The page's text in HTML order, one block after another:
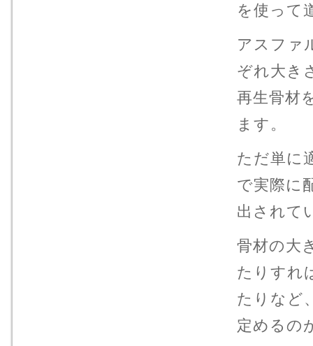
を使って
アスファ
ぞれ大き
再生骨材
ます。
ただ単に
で実際に
出されて
骨材の大
たりすれ
たりなど
定めるの